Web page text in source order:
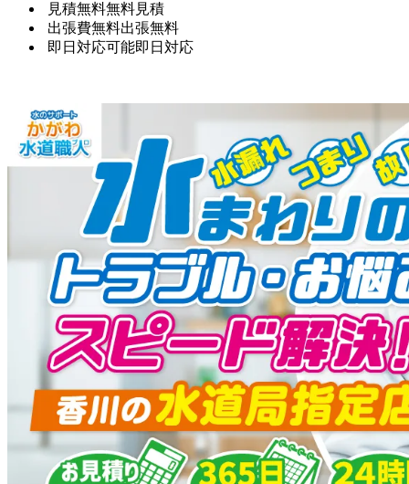
見積無料無料見積
出張費無料出張無料
即日対応可能即日対応